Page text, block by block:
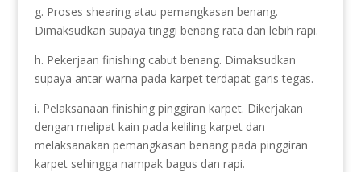
g. Proses shearing atau pemangkasan benang.
Dimaksudkan supaya tinggi benang rata dan lebih rapi.
h. Pekerjaan finishing cabut benang. Dimaksudkan
supaya antar warna pada karpet terdapat garis tegas.
i. Pelaksanaan finishing pinggiran karpet. Dikerjakan
dengan melipat kain pada keliling karpet dan
melaksanakan pemangkasan benang pada pinggiran
karpet sehingga nampak bagus dan rapi.